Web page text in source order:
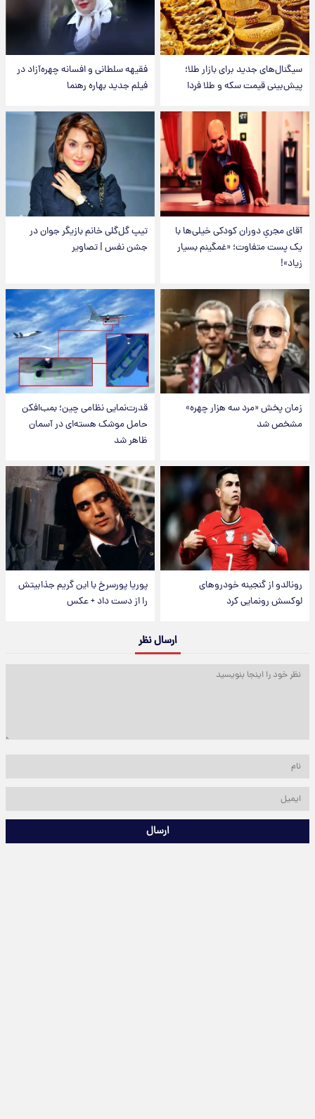
سیگنال‌های جدید برای بازار طلا؛
پیش‌بینی قیمت سکه و طلا فردا
فقیهه سلطانی و افسانه چهره‌آزاد در
فیلم جدید بهاره رهنما
آقای مجریِ دوران کودکی خیلی‌ها با
یک پست متفاوت؛ «غمگینم بسیار
زیاد»!
تیپ گل‌گلی خانم بازیگر جوان در
جشن نفس | تصاویر
زمان پخش «مرد سه هزار چهره»
مشخص شد
قدرت‌نمایی نظامی چین؛ بمب‌افکن
حامل موشک هسته‌ای در آسمان
ظاهر شد
رونالدو از گنجینه خودروهای
لوکسش رونمایی کرد
پوریا پورسرخ با این گریم جذابیتش
را از دست داد + عکس
ارسال نظر
ارسال